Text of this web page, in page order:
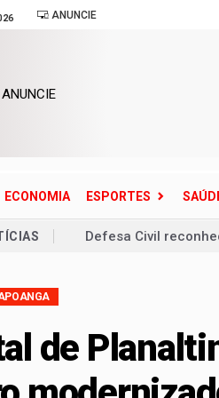
ANUNCIE
ANUNCIE
ECONOMIA ESPORTES
Defesa Civil
Endereços de
Planaltina terá
de